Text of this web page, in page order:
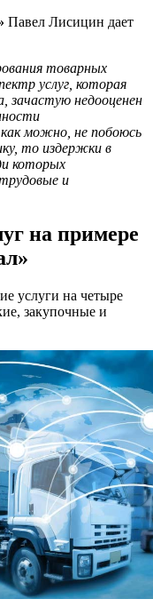
Павел Лисицин дает
товарных
услуг, которая
зачастую недооценен
можно, не побоюсь
то издержки в
которых
и
на примере
услуги на четыре
закупочные и